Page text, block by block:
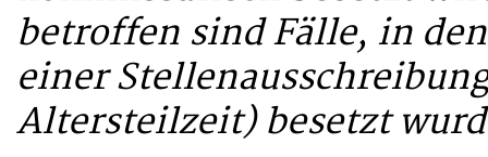
betroffen sind Fälle, in
einer
Altersteilzeit) besetzt